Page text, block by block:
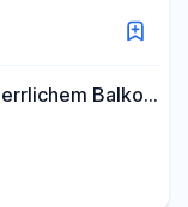
Balkon